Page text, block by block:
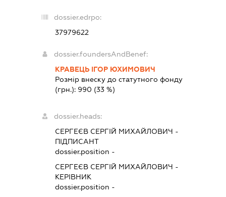
dossier.edrpo:
37979622
dossier.foundersAndBenef:
КРАВЕЦЬ ІГОР ЮХИМОВИЧ
Розмір внеску до статутного фонду
(грн.): 990 (33 %)
dossier.heads:
СЕРГЕЄВ СЕРГІЙ МИХАЙЛОВИЧ -
ПІДПИСАНТ
dossier.position -
СЕРГЕЄВ СЕРГІЙ МИХАЙЛОВИЧ -
КЕРІВНИК
dossier.position -